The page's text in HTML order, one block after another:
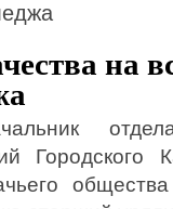
на
Городского
общества